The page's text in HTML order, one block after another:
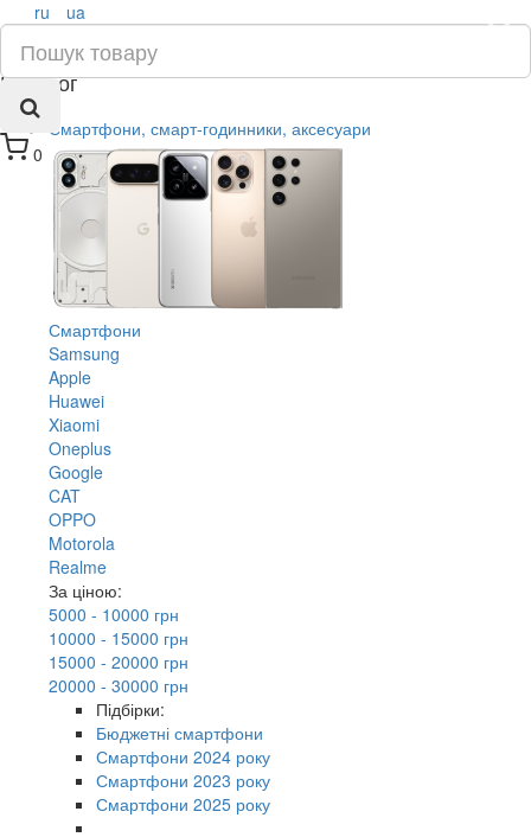
0
×
ru ua
Каталог
Смартфони, смарт-годинники, аксесуари
Смартфони
Samsung
Apple
Huawei
Xiaomi
Oneplus
Google
CAT
OPPO
Motorola
Realme
За ціною:
5000 - 10000 грн
10000 - 15000 грн
15000 - 20000 грн
20000 - 30000 грн
Підбірки:
Бюджетні смартфони
Смартфони 2024 року
Смартфони 2023 року
Смартфони 2025 року